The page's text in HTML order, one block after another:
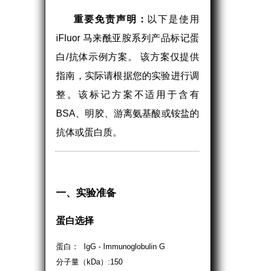
重要免责声明： 以下是使用
iFluor 马来酰亚胺系列产品标记蛋
白/抗体示例方案。 该方案仅提供
指南，实际请根据您的实验进行调
整。该标记方案不适用于含有
BSA、明胶、游离氨基酸或铵盐的
抗体或蛋白质。
一、实验准备
蛋白选择
蛋白： IgG - Immunoglobulin G
分子量（kDa）:150